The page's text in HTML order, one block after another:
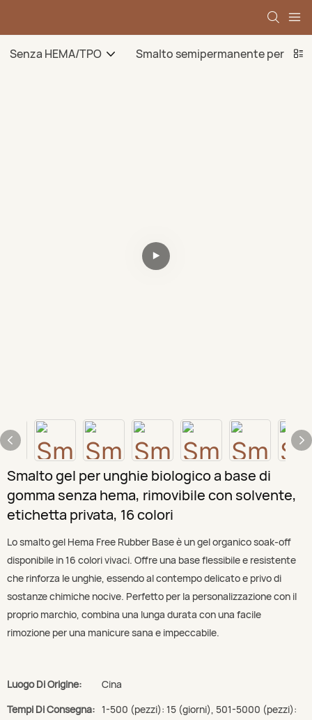
Senza HEMA/TPO Smalto semipermanente per
Smalto gel per unghie biologico a base di
gomma senza hema, rimovibile con solvente,
etichetta privata, 16 colori
Lo smalto gel Hema Free Rubber Base è un gel organico soak-off
disponibile in 16 colori vivaci. Offre una base flessibile e resistente
che rinforza le unghie, essendo al contempo delicato e privo di
sostanze chimiche nocive. Perfetto per la personalizzazione con il
proprio marchio, combina una lunga durata con una facile
rimozione per una manicure sana e impeccabile.
Luogo Di Origine:
Cina
Tempi Di Consegna: 1-500 (pezzi): 15 (giorni), 501-5000 (pezzi):